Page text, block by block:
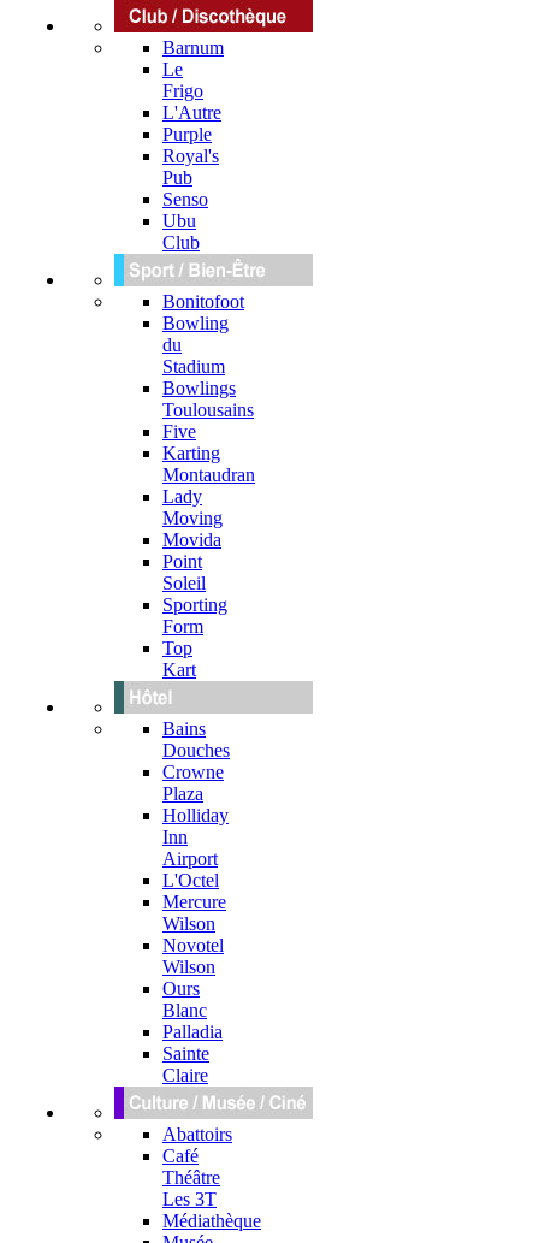
Barnum
Le
Frigo
L'Autre
Purple
Royal's
Pub
Senso
Ubu
Club
Bonitofoot
Bowling
du
Stadium
Bowlings
Toulousains
Five
Karting
Montaudran
Lady
Moving
Movida
Point
Soleil
Sporting
Form
Top
Kart
Bains
Douches
Crowne
Plaza
Holliday
Inn
Airport
L'Octel
Mercure
Wilson
Novotel
Wilson
Ours
Blanc
Palladia
Sainte
Claire
Abattoirs
Café
Théâtre
Les 3T
Médiathèque